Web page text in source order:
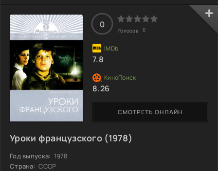
охарактеризовать одним словом — «беспокойный». Он не
вписывается в привычные рамки, его натура полна
энергии и нестандартных решений. Постоянные искания и
озорные идеи делают его жизнь яркой, но в то же
Уроки французского (1978)
Год выпуска: 1978
Страна: СССР
СМОТРЕТЬ ОНЛАЙН
0
Голосов: 0
7.8
8.26